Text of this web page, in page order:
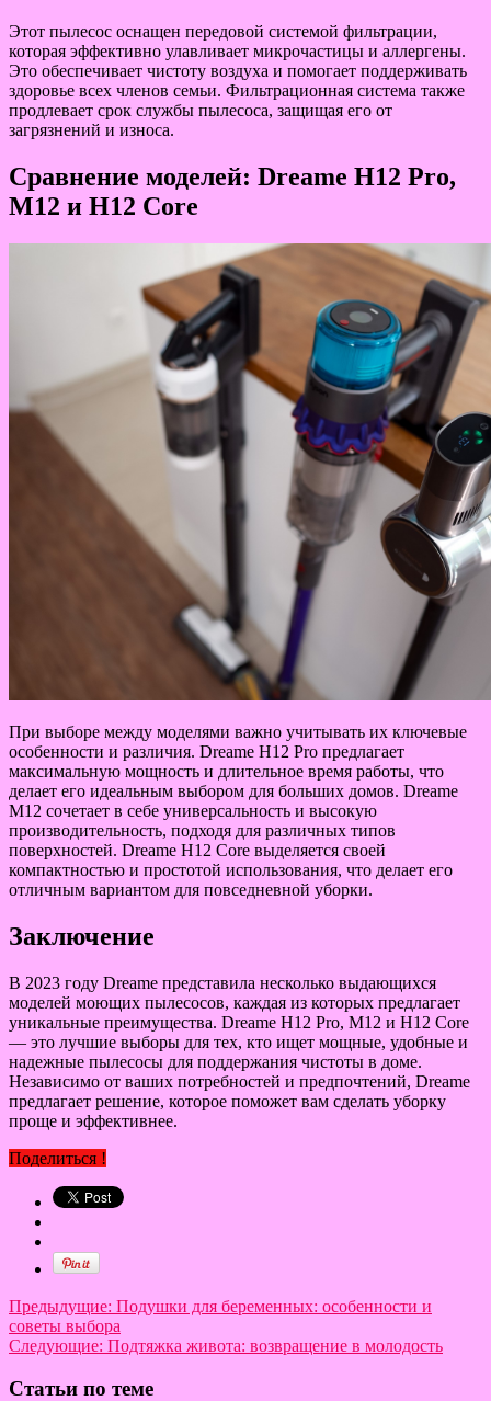
Этот пылесос оснащен передовой системой фильтрации,
которая эффективно улавливает микрочастицы и аллергены.
Это обеспечивает чистоту воздуха и помогает поддерживать
здоровье всех членов семьи. Фильтрационная система также
продлевает срок службы пылесоса, защищая его от
загрязнений и износа.
Сравнение моделей: Dreame H12 Pro,
M12 и H12 Core
При выборе между моделями важно учитывать их ключевые
особенности и различия. Dreame H12 Pro предлагает
максимальную мощность и длительное время работы, что
делает его идеальным выбором для больших домов. Dreame
M12 сочетает в себе универсальность и высокую
производительность, подходя для различных типов
поверхностей. Dreame H12 Core выделяется своей
компактностью и простотой использования, что делает его
отличным вариантом для повседневной уборки.
Заключение
В 2023 году Dreame представила несколько выдающихся
моделей моющих пылесосов, каждая из которых предлагает
уникальные преимущества. Dreame H12 Pro, M12 и H12 Core
— это лучшие выборы для тех, кто ищет мощные, удобные и
надежные пылесосы для поддержания чистоты в доме.
Независимо от ваших потребностей и предпочтений, Dreame
предлагает решение, которое поможет вам сделать уборку
проще и эффективнее.
Поделиться !
Предыдущие: Подушки для беременных: особенности и
советы выбора
Следующие: Подтяжка живота: возвращение в молодость
Статьи по теме